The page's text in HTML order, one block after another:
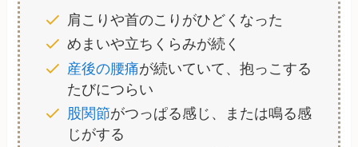
肩こりや首のこりがひどくなった
めまいや立ちくらみが続く
産後の腰痛が続いていて、抱っこする
たびにつらい
股関節がつっぱる感じ、または鳴る感
じがする